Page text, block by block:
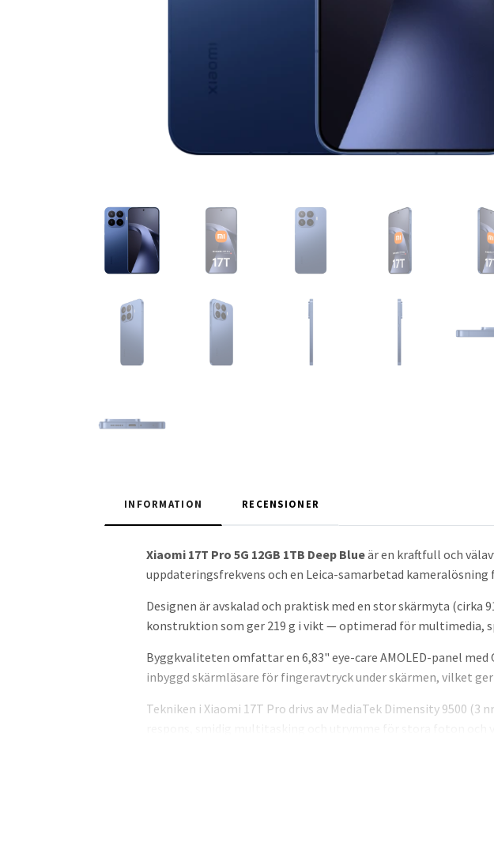
INFORMATION RECENSIONER
Xiaomi 17T Pro 5G 12GB 1TB Deep Blueär en kraftfull och
uppdateringsfrekvens och en Leica-samarbetad
Designen är avskalad och praktisk med en stor skärmyta (cirka
konstruktion som ger 219 g i vikt — optimerad för multimedia,
Byggkvaliteten omfattar en 6,83" eye-care AMOLED-panel
inbyggd skärmläsare för fingeravtryck under skärmen, vilket
Tekniken i Xiaomi 17T Pro drivs av MediaTek Dimensity 9500 (3